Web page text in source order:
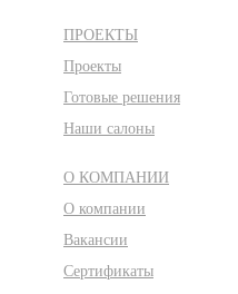
ПРОЕКТЫ
Проекты
Готовые решения
Наши салоны
О КОМПАНИИ
О компании
Вакансии
Сертификаты